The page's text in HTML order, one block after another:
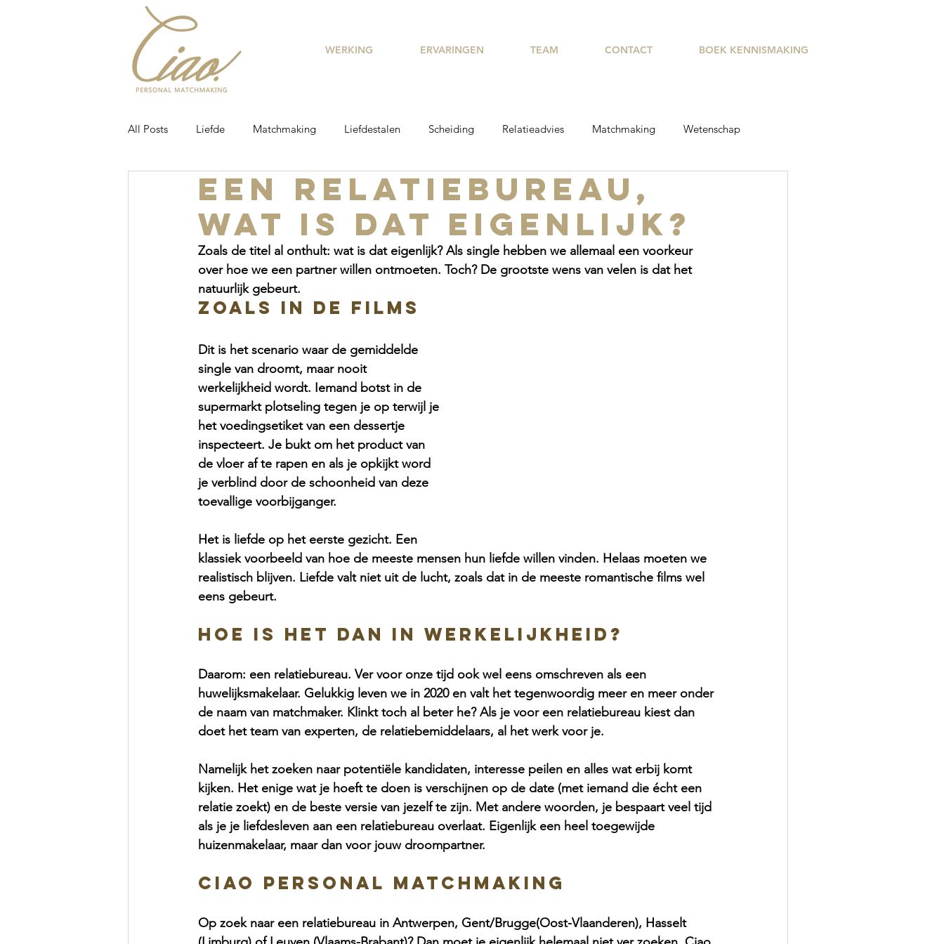
WERKING ERVARINGEN TEAM CONTACT BOEK KENNISMAKING
All Posts Liefde Matchmaking Liefdestalen Scheiding Relatieadvies Matchmaking Wetenschap
Zelfvertrouwen Single Dating tips Verleiden
Een relatiebureau,
wat is dat eigenlijk?
Zoals de titel al onthult: wat is dat eigenlijk? Als single hebben we allemaal een voorkeur
over hoe we een partner willen ontmoeten. Toch? De grootste wens van velen is dat het
natuurlijk gebeurt.
Zoals in de films
Dit is het scenario waar de gemiddelde
single van droomt, maar nooit
werkelijkheid wordt. Iemand botst in de
supermarkt plotseling tegen je op terwijl je
het voedingsetiket van een dessertje
inspecteert. Je bukt om het product van
de vloer af te rapen en als je opkijkt word
je verblind door de schoonheid van deze
toevallige voorbijganger.
Het is liefde op het eerste gezicht. Een
klassiek voorbeeld van hoe de meeste mensen hun liefde willen vinden. Helaas moeten we
realistisch blijven. Liefde valt niet uit de lucht, zoals dat in de meeste romantische films wel
eens gebeurt.
Hoe is het dan in werkelijkheid?
Daarom: een relatiebureau. Ver voor onze tijd ook wel eens omschreven als een
huwelijksmakelaar. Gelukkig leven we in 2020 en valt het tegenwoordig meer en meer onder
de naam van matchmaker. Klinkt toch al beter he? Als je voor een relatiebureau kiest dan
doet het team van experten, de relatiebemiddelaars, al het werk voor je.
Namelijk het zoeken naar potentiële kandidaten, interesse peilen en alles wat erbij komt
kijken. Het enige wat je hoeft te doen is verschijnen op de date (met iemand die écht een
relatie zoekt) en de beste versie van jezelf te zijn. Met andere woorden, je bespaart veel tijd
als je je liefdesleven aan een relatiebureau overlaat. Eigenlijk een heel toegewijde
huizenmakelaar, maar dan voor jouw droompartner.
Ciao Personal Matchmaking
Op zoek naar een relatiebureau in Antwerpen, Gent/Brugge(Oost-Vlaanderen), Hasselt